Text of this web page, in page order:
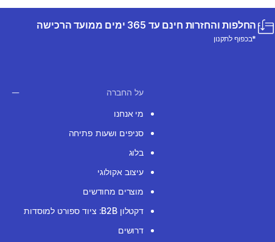
החלפות והחזרות חינם עד 365 ימים ממועד הרכישה
*בכפוף לתקנון
על החברה
מי אנחנו
סניפים ושעות פתיחה
בלוג
עיצוב אקולוגי
מוצרים מחודשים
דקטלון B2B: ציוד ספורט למוסדות
דרושים